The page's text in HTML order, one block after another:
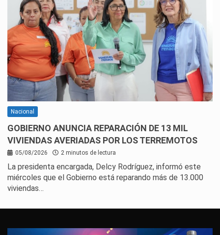
Nacional
GOBIERNO ANUNCIA REPARACIÓN DE 13 MIL
VIVIENDAS AVERIADAS POR LOS TERREMOTOS
05/08/2026 2 minutos de lectura
La presidenta encargada, Delcy Rodríguez, informó este
miércoles que el Gobierno está reparando más de 13.000
viviendas…